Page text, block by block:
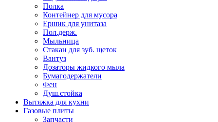
Полка
Контейнер для мусора
Ершик для унитаза
Пол.держ.
Мыльница
Стакан для зуб. щеток
Вантуз
Дозаторы жидкого мыла
Бумагодержатели
Фен
Душ.стойка
Вытяжка для кухни
Газовые плиты
Запчасти